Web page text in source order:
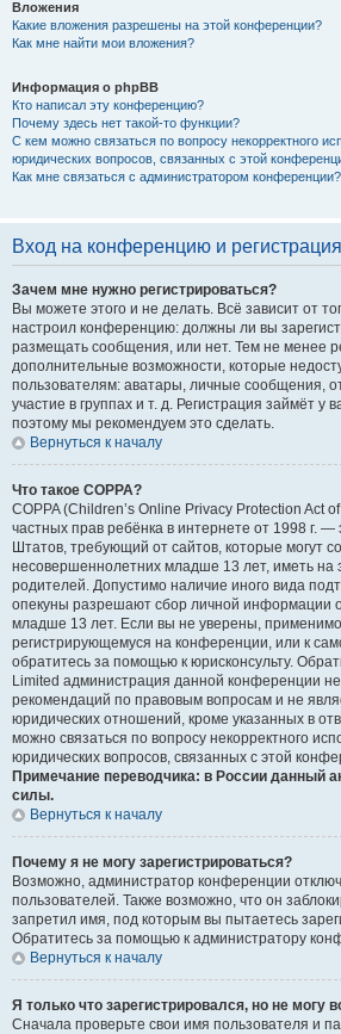
Вложения
Какие вложения разрешены на этой конференции?
Как мне найти мои вложения?
Информация о phpBB
Кто написал эту конференцию?
Почему здесь нет такой-то функции?
С кем можно связаться по вопросу некорректного
юридических вопросов, связанных с этой
Как мне связаться с администратором конференции?
Вход на конференцию и регистрация
Зачем мне нужно регистрироваться?
Вы можете этого и не делать. Всё зависит от
настроил конференцию: должны ли вы
размещать сообщения, или нет. Тем не менее
дополнительные возможности, которые
пользователям: аватары, личные сообщения,
участие в группах и т. д. Регистрация займёт у
поэтому мы рекомендуем это сделать.
Вернуться к началу
Что такое COPPA?
COPPA (Children’s Online Privacy Protection Act
частных прав ребёнка в интернете от 1998 г.
Штатов, требующий от сайтов, которые могут
несовершеннолетних младше 13 лет, иметь на
родителей. Допустимо наличие иного вида
опекуны разрешают сбор личной информации
младше 13 лет. Если вы не уверены, применимо
регистрирующемуся на конференции, или к
обратитесь за помощью к юрисконсульту.
Limited администрация данной конференции
рекомендаций по правовым вопросам и не
юридических отношений, кроме указанных в
можно связаться по вопросу некорректного
юридических вопросов, связанных с этой
Примечание переводчика: в России данный
силы.
Вернуться к началу
Почему я не могу зарегистрироваться?
Возможно, администратор конференции
пользователей. Также возможно, что он
запретил имя, под которым вы пытаетесь
Обратитесь за помощью к администратору
Вернуться к началу
Я только что зарегистрировался, но не могу
Сначала проверьте свои имя пользователя и